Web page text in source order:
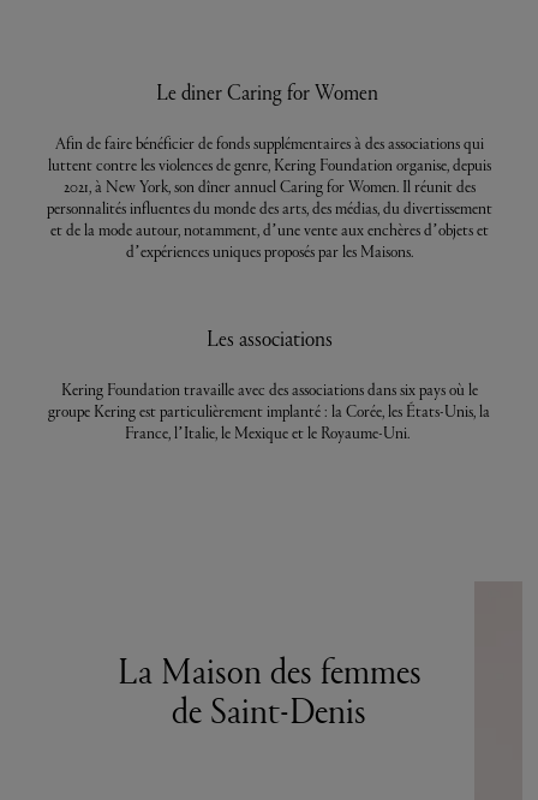
Le diner Caring for Women
Afin de faire bénéficier de fonds supplémentaires à des associations qui
luttent contre les violences de genre, Kering Foundation organise, depuis
2021, à New York, son dîner annuel Caring for Women. Il réunit des
personnalités influentes du monde des arts, des médias, du divertissement
et de la mode autour, notamment, d’une vente aux enchères d’objets et
d’expériences uniques proposés par les Maisons.
Les associations
Kering Foundation travaille avec des associations dans six pays où le
groupe Kering est particulièrement implanté : la Corée, les États-Unis, la
France, l’Italie, le Mexique et le Royaume-Uni.
La Maison des femmes
de Saint-Denis